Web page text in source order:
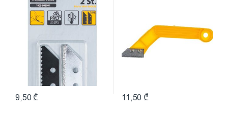
9,50₾ 11,50₾